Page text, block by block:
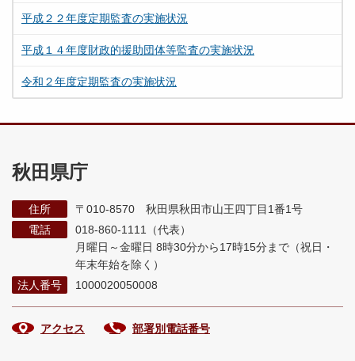
平成２２年度定期監査の実施状況
平成１４年度財政的援助団体等監査の実施状況
令和２年度定期監査の実施状況
秋田県庁
住所
〒010-8570 秋田県秋田市山王四丁目1番1号
電話
018-860-1111（代表）
月曜日～金曜日 8時30分から17時15分まで （祝日・
年末年始を除く）
法人番号
1000020050008
アクセス 部署別電話番号